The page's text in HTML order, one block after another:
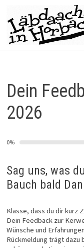
Inhalt
springen
Dein
2026
0%
Sag uns, was
Bauch bald
Klasse, dass du dir kurz
Dein Feedback zur
Wünsche und
Rückmeldung trägt dazu